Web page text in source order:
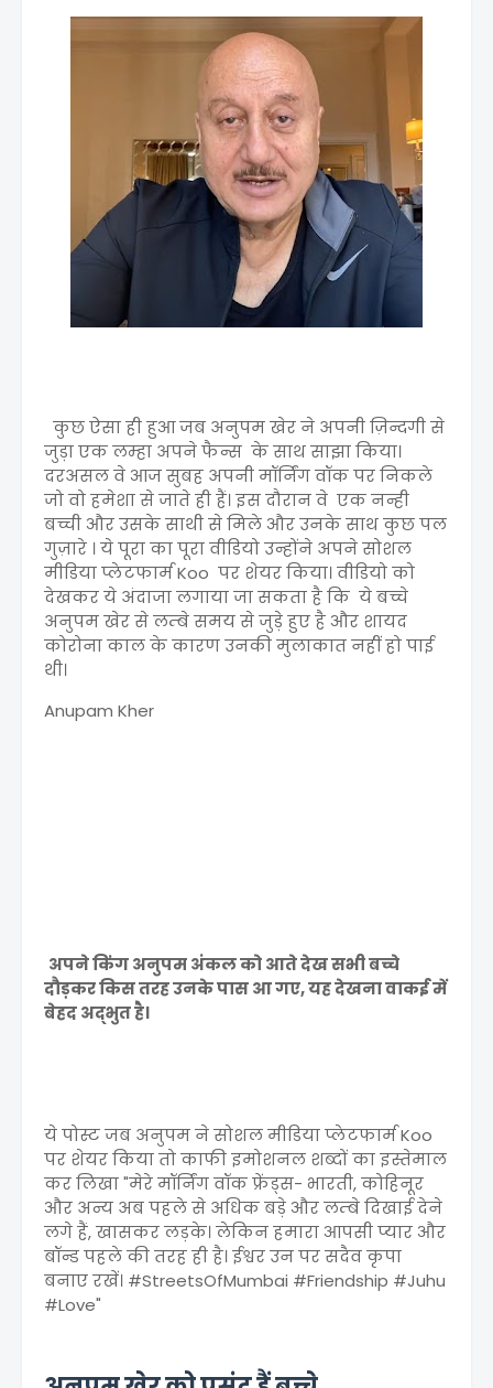
कुछ ऐसा ही हुआ जब अनुपम खेर ने अपनी ज़िन्दगी से
जुड़ा एक लम्हा अपने फैन्स के साथ साझा किया।
दरअसल वे आज सुबह अपनी मॉर्निंग वॉक पर निकले
जो वो हमेशा से जाते ही हैं। इस दौरान वे एक नन्ही
बच्ची और उसके साथी से मिले और उनके साथ कुछ पल
गुज़ारे । ये पूरा का पूरा वीडियो उन्होंने अपने सोशल
मीडिया प्लेटफार्म Koo पर शेयर किया। वीडियो को
देखकर ये अंदाजा लगाया जा सकता है कि ये बच्चे
अनुपम खेर से लम्बे समय से जुड़े हुए है और शायद
कोरोना काल के कारण उनकी मुलाकात नहीं हो पाई
थी।
Anupam Kher
अपने किंग अनुपम अंकल को आते देख सभी बच्चे
दौड़कर किस तरह उनके पास आ गए, यह देखना वाकई में
बेहद अद्भुत है।
ये पोस्ट जब अनुपम ने सोशल मीडिया प्लेटफार्म Koo
पर शेयर किया तो काफी इमोशनल शब्दों का इस्तेमाल
कर लिखा "मेरे मॉर्निंग वॉक फ्रेंड्स- भारती, कोहिनूर
और अन्य अब पहले से अधिक बड़े और लम्बे दिखाई देने
लगे हैं, खासकर लड़के। लेकिन हमारा आपसी प्यार और
बॉन्ड पहले की तरह ही है। ईश्वर उन पर सदैव कृपा
बनाए रखें। #StreetsOfMumbai #Friendship #Juhu
#Love"